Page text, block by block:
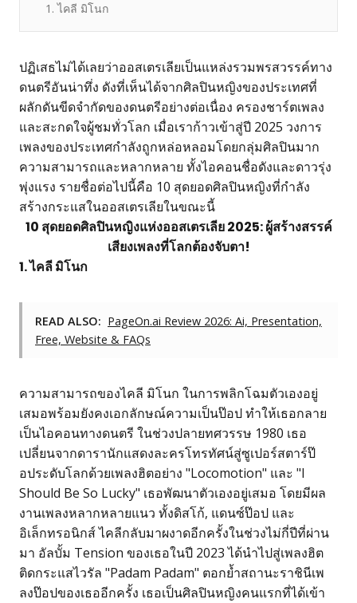
1. ไคลี มิโนก
ปฏิเสธไม่ได้เลยว่าออสเตรเลียเป็นแหล่งรวมพรสวรรค์ทาง
ดนตรีอันน่าทึ่ง ดังที่เห็นได้จากศิลปินหญิงของประเทศที่
ผลักดันขีดจำกัดของดนตรีอย่างต่อเนื่อง ครองชาร์ตเพลง
และสะกดใจผู้ชมทั่วโลก เมื่อเราก้าวเข้าสู่ปี 2025 วงการ
เพลงของประเทศกำลังถูกหล่อหลอมโดยกลุ่มศิลปินมาก
ความสามารถและหลากหลาย ทั้งไอคอนชื่อดังและดาวรุ่ง
พุ่งแรง รายชื่อต่อไปนี้คือ 10 สุดยอดศิลปินหญิงที่กำลัง
สร้างกระแสในออสเตรเลียในขณะนี้
10 สุดยอดศิลปินหญิงแห่งออสเตรเลีย 2025: ผู้สร้างสรรค์
เสียงเพลงที่โลกต้องจับตา!
1. ไคลี มิโนก
READ ALSO: PageOn.ai Review 2026: Ai, Presentation,
Free, Website & FAQs
ความสามารถของไคลี มิโนก ในการพลิกโฉมตัวเองอยู่
เสมอพร้อมยังคงเอกลักษณ์ความเป็นป๊อป ทำให้เธอกลาย
เป็นไอคอนทางดนตรี ในช่วงปลายทศวรรษ 1980 เธอ
เปลี่ยนจากดารานักแสดงละครโทรทัศน์สู่ซูเปอร์สตาร์ป๊
อประดับโลกด้วยเพลงฮิตอย่าง "Locomotion" และ "I
Should Be So Lucky" เธอพัฒนาตัวเองอยู่เสมอ โดยมีผล
งานเพลงหลากหลายแนว ทั้งดิสโก้, แดนซ์ป๊อป และ
อิเล็กทรอนิกส์ ไคลีกลับมาผงาดอีกครั้งในช่วงไม่กี่ปีที่ผ่าน
มา อัลบั้ม Tension ของเธอในปี 2023 ได้นำไปสู่เพลงฮิต
ติดกระแสไวรัล "Padam Padam" ตอกย้ำสถานะราชินีเพ
ลงป๊อปของเธออีกครั้ง เธอเป็นศิลปินหญิงคนแรกที่ได้เข้า